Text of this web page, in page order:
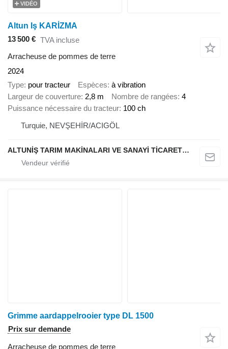
VIDÉO
Altun Iş KARİZMA
13 500 € TVA incluse
Arracheuse de pommes de terre
2024
Type pour tracteur Espèces à vibration
Largeur de couverture 2,8 m Nombre de rangées 4
Puissance nécessaire du tracteur 100 ch
Turquie, NEVŞEHİR/ACIGÖL
ALTUNİŞ TARIM MAKİNALARI VE SANAYİ TİCARET LİMİTED ŞİRKETİ
Grimme aardappelrooier type DL 1500
Prix sur demande
Arracheuse de pommes de terre